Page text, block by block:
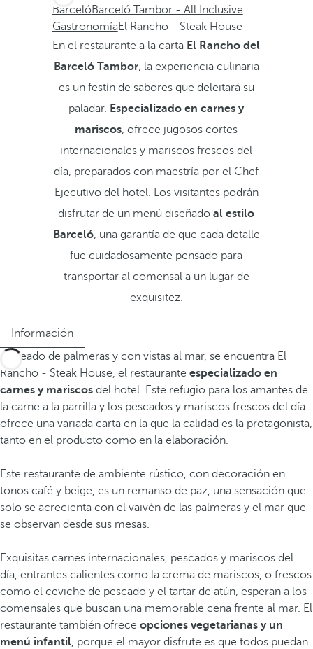
BarcelóBarceló Tambor - All Inclusive
GastronomíaEl Rancho - Steak House
En el restaurante a la carta El Rancho del
Barceló Tambor, la experiencia culinaria
es un festín de sabores que deleitará su
paladar. Especializado en carnes y
mariscos, ofrece jugosos cortes
internacionales y mariscos frescos del
día, preparados con maestría por el Chef
Ejecutivo del hotel. Los visitantes podrán
disfrutar de un menú diseñadoal estilo
Barceló, una garantía de que cada detalle
fue cuidadosamente pensado para
transportar al comensal a un lugar de
exquisitez.
Información
Rodeado de palmeras y con vistas al mar, se encuentra El
Rancho - Steak House, el restaurante especializado en
carnes y mariscos del hotel. Este refugio para los amantes de
la carne a la parrilla y los pescados y mariscos frescos del día
ofrece una variada carta en la que la calidad es la protagonista,
tanto en el producto como en la elaboración.
Este restaurante de ambiente rústico, con decoración en
tonos café y beige, es un remanso de paz, una sensación que
solo se acrecienta con el vaivén de las palmeras y el mar que
se observan desde sus mesas.
Exquisitas carnes internacionales, pescados y mariscos del
día, entrantes calientes como la crema de mariscos, o frescos
como el ceviche de pescado y el tartar de atún, esperan a los
comensales que buscan una memorable cena frente al mar. El
restaurante también ofrece opciones vegetarianas y un
menú infantil, porque el mayor disfrute es que todos puedan